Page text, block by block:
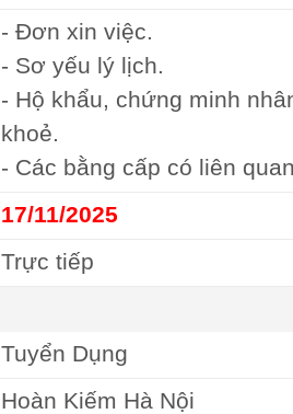
- Đơn xin việc.
- Sơ yếu lý lịch.
- Hộ khẩu, chứng minh
khoẻ.
- Các bằng cấp có liên
17/11/2025
Trực tiếp
Tuyển Dụng
Hoàn Kiếm Hà Nội